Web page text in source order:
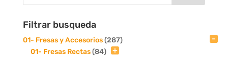
Filtrar busqueda
01- Fresas y Accesorios(287)
01- Fresas Rectas(84)